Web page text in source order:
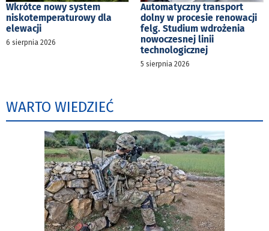
Wkrótce nowy system
niskotemperaturowy dla
elewacji
6 sierpnia 2026
Automatyczny transport
dolny w procesie renowacji
felg. Studium wdrożenia
nowoczesnej linii
technologicznej
5 sierpnia 2026
WARTO WIEDZIEĆ